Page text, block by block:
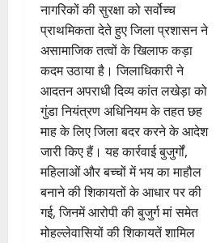
नागरिकों की सुरक्षा को सर्वोच्च
प्राथमिकता देते हुए जिला प्रशासन ने
असामाजिक तत्वों के खिलाफ कड़ा
कदम उठाया है। जिलाधिकारी ने
आदतन अपराधी दिव्य कांत लखेड़ा को
गुंडा नियंत्रण अधिनियम के तहत छह
माह के लिए जिला बदर करने के आदेश
जारी किए हैं। यह कार्रवाई बुजुर्गों,
महिलाओं और बच्चों में भय का माहौल
बनाने की शिकायतों के आधार पर की
गई, जिनमें आरोपी की बुजुर्ग मां समेत
मोहल्लेवासियों की शिकायतें शामिल